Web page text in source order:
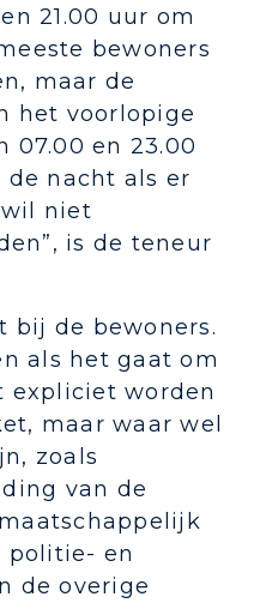
21.00 uur om
bewoners
maar de
het voorlopige
07.00 en 23.00
nacht als er
niet
is de teneur
bij de bewoners.
als het gaat om
expliciet worden
maar waar wel
zoals
van de
politie- en
de overige